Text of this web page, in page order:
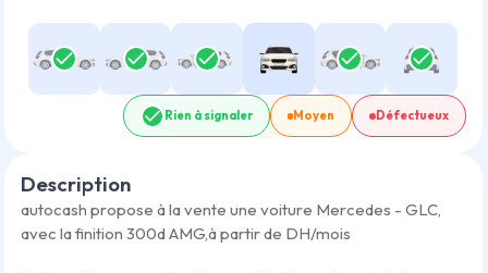
Rien à signaler Moyen Défectueux
Description
autocash propose à la vente une voiture Mercedes - GLC,
avec la finition 300d AMG,à partir de DH/mois